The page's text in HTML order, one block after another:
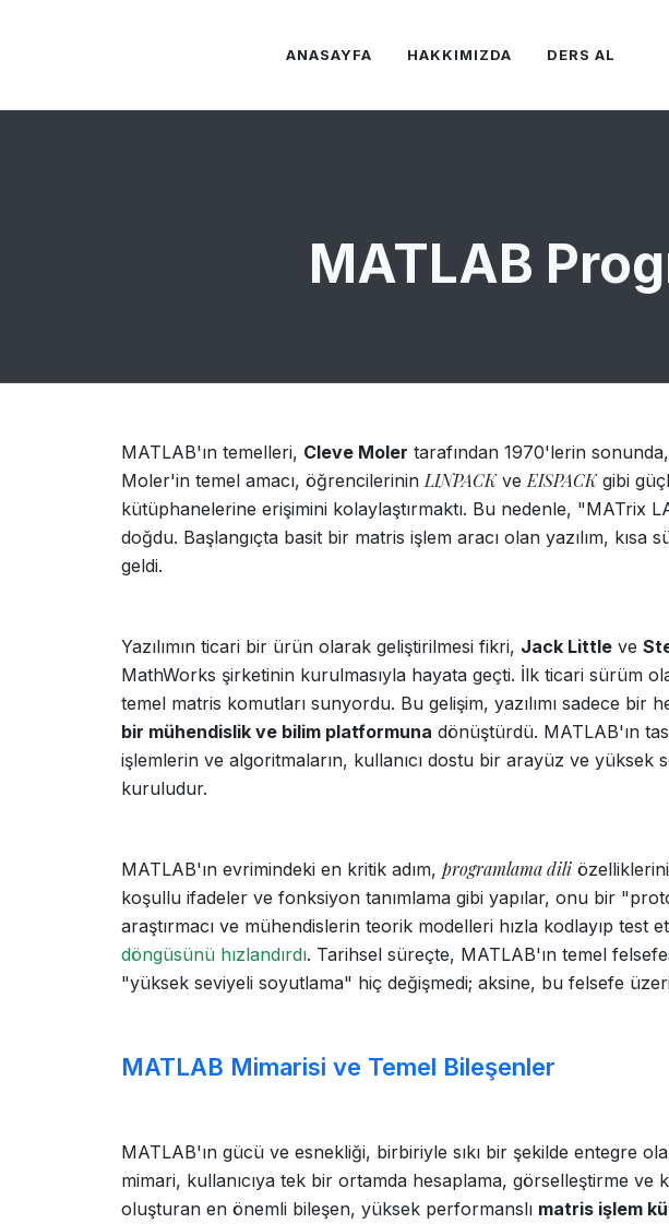
ANASAYFA HAKKIMIZDA DERS AL
MATLAB
MATLAB'ın temelleri, Cleve Moler tarafından 1970'lerin
Moler'in temel amacı, öğrencilerininLINPACKveEISPACKgibi
kütüphanelerine erişimini kolaylaştırmaktı. Bu nedenle, "MATrix
doğdu. Başlangıçta basit bir matris işlem aracı olan yazılım,
geldi.
Yazılımın ticari bir ürün olarak geliştirilmesi fikri, Jack Little ve
MathWorks şirketinin kurulmasıyla hayata geçti. İlk ticari sürüm
temel matris komutları sunyordu. Bu gelişim, yazılımı sadece bir
bir mühendislik ve bilim platformuna dönüştürdü. MATLAB'ın
işlemlerin ve algoritmaların, kullanıcı dostu bir arayüz ve yüksek
kuruludur.
MATLAB'ın evrimindeki en kritik adım, programlama dili
koşullu ifadeler ve fonksiyon tanımlama gibi yapılar, onu bir
araştırmacı ve mühendislerin teorik modelleri hızla kodlayıp test
döngüsünü hızlandırdı. Tarihsel süreçte, MATLAB'ın temel
"yüksek seviyeli soyutlama" hiç değişmedi; aksine, bu felsefe
MATLAB Mimarisi ve Temel Bileşenler
MATLAB'ın gücü ve esnekliği, birbiriyle sıkı bir şekilde entegre
mimari, kullanıcıya tek bir ortamda hesaplama, görselleştirme ve
oluşturan en önemli bileşen, yüksek performanslı matris işlem